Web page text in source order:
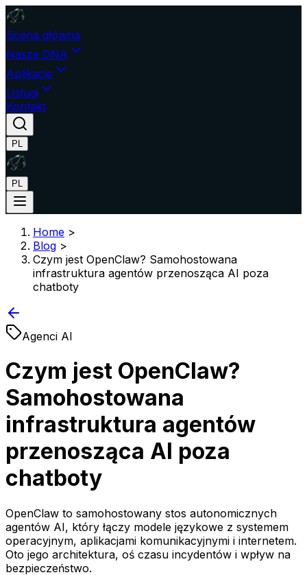
Scena główna
Nasze DNA
Aplikacje
Usługi
Kontakt
PL
PL
Home >
Blog >
Czym jest OpenClaw? Samohostowana
infrastruktura agentów przenosząca AI poza
chatboty
Agenci AI
Czym jest OpenClaw?
Samohostowana
infrastruktura agentów
przenosząca AI poza
chatboty
OpenClaw to samohostowany stos autonomicznych
agentów AI, który łączy modele językowe z systemem
operacyjnym, aplikacjami komunikacyjnymi i internetem.
Oto jego architektura, oś czasu incydentów i wpływ na
bezpieczeństwo.